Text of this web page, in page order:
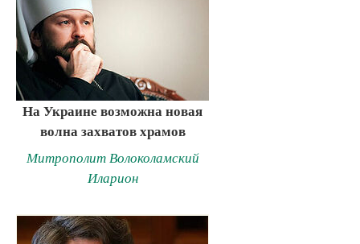
На Украине возможна новая
волна захватов храмов
Митрополит Волоколамский
Иларион